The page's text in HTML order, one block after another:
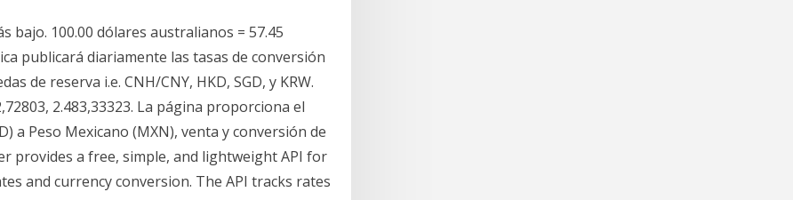
bajo. 100.00 dólares australianos = 57.45
publicará diariamente las tasas de conversión
de reserva i.e. CNH/CNY, HKD, SGD, y KRW.
2.483,33323. La página proporciona el
a Peso Mexicano (MXN), venta y conversión de
provides a free, simple, and lightweight API for
and currency conversion. The API tracks rates